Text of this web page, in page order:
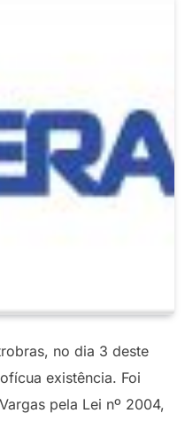
no dia 3 deste
existência. Foi
pela Lei nº 2004,